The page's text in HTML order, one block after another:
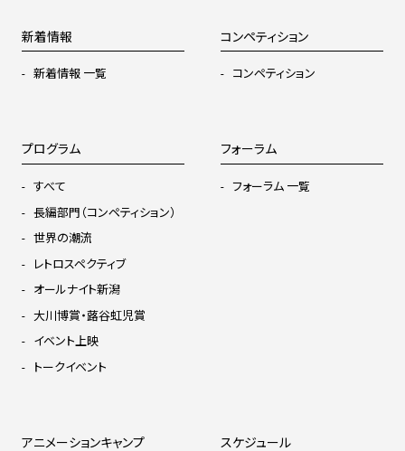
新着情報
新着情報 一覧
コンペティション
コンペティション
プログラム
すべて
長編部門（コンペティション）
世界の潮流
レトロスペクティブ
オールナイト新潟
大川博賞・蕗谷虹児賞
イベント上映
トークイベント
フォーラム
フォーラム 一覧
アニメーションキャンプ スケジュール